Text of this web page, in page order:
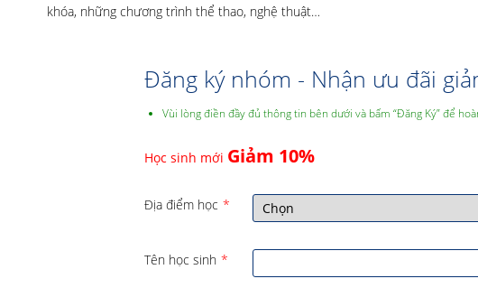
khóa, những chương trình thể thao, nghệ thuật…
Đăng ký nhóm - Nhận ưu đãi
Vùi lòng điền đầy đủ thông tin bên dưới và bấm “Đăng Ký” để
Học sinh mới Giảm 10%
Địa điểm học *
Tên học sinh *